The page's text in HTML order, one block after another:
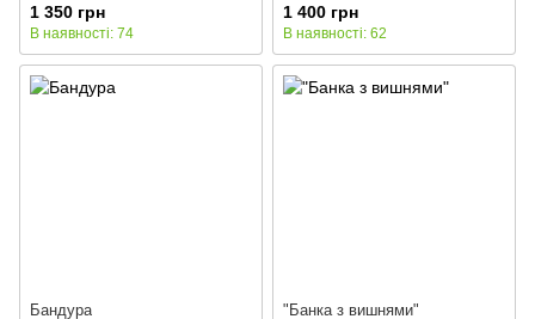
1 350 грн
В наявності: 74
1 400 грн
В наявності: 62
Бандура "Банка з вишнями"